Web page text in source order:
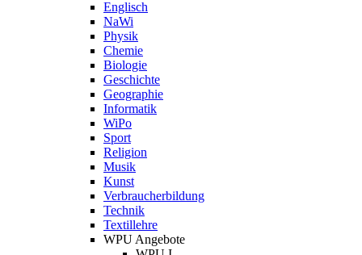
Englisch
NaWi
Physik
Chemie
Biologie
Geschichte
Geographie
Informatik
WiPo
Sport
Religion
Musik
Kunst
Verbraucherbildung
Technik
Textillehre
WPU Angebote